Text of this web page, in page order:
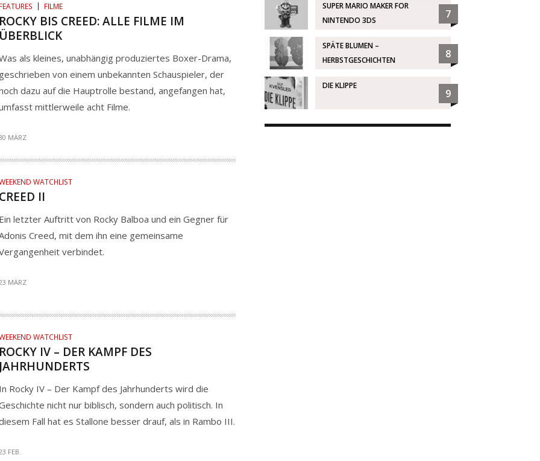
FILME
BIS CREED: ALLE FILME IM
als kleines, unabhängig produziertes Boxer-Drama,
von einem unbekannten Schauspieler, der
dazu auf die Hauptrolle bestand, angefangen hat,
mittlerweile acht Filme.
MÄRZ
WATCHLIST
II
letzter Auftritt von Rocky Balboa und ein Gegner für
Creed, mit dem ihn eine gemeinsame
verbindet.
MÄRZ
WATCHLIST
IV – DER KAMPF DES
Rocky IV – Der Kampf des Jahrhunderts wird die
nicht nur biblisch, sondern auch politisch. In
Fall hat es Stallone besser drauf, als in Rambo III.
FEB.
SUPER MARIO MAKER FOR
NINTENDO 3DS
7
SPÄTE BLUMEN –
HERBSTGESCHICHTEN
8
DIE KLIPPE
9